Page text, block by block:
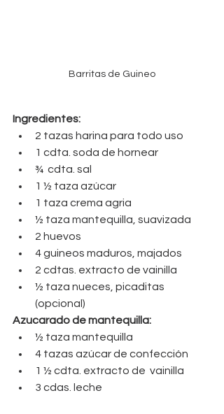
Barritas de Guineo
Ingredientes:
2 tazas harina para todo uso
1 cdta. soda de hornear
¾  cdta. sal
1 ½ taza azúcar
1 taza crema agria
½ taza mantequilla, suavizada
2 huevos
4 guineos maduros, majados
2 cdtas. extracto de vainilla
½ taza nueces, picaditas
(opcional)
Azucarado de mantequilla:
½ taza mantequilla
4 tazas azúcar de confección
1 ½ cdta. extracto de  vainilla
3 cdas. leche